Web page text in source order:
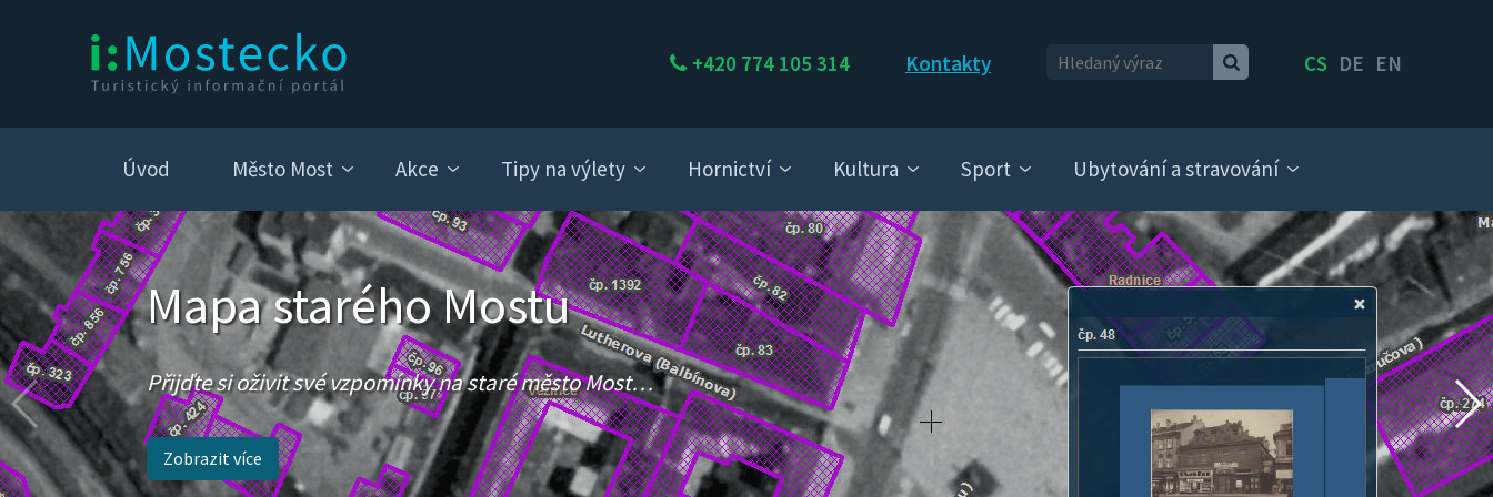
+420 774 105 314 Kontakty CS DE EN
Úvod Město Most Akce Tipy na výlety Hornictví Kultura Sport Ubytování a stravování
Mapa starého Mostu
Přijďte si oživit své vzpomínky na staré město Most…
Zobrazit více